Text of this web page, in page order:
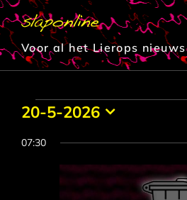
Ga
naar
inhoud
Voor al het Lierops nieuws
Evenementen
in
20-5-2026
een
datum.
07:30